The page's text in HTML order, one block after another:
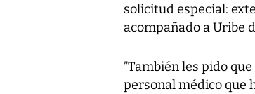
solicitud especial:
acompañado a Uribe
”También les pido
personal médico que